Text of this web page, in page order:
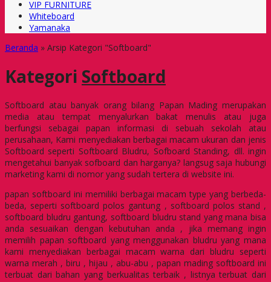
VIP FURNITURE
Whiteboard
Yamanaka
Beranda » Arsip Kategori "Softboard"
Kategori Softboard
Softboard atau banyak orang bilang Papan Mading merupakan
media atau tempat menyalurkan bakat menulis atau juga
berfungsi sebagai papan informasi di sebuah sekolah atau
perusahaan, Kami menyediakan berbagai macam ukuran dan jenis
Softboard seperti Softboard Bludru, Sofboard Standing, dll. ingin
mengetahui banyak sofboard dan harganya? langsug saja hubungi
marketing kami di nomor yang sudah tertera di website ini.
papan softboard ini memiliki berbagai macam type yang berbeda-
beda, seperti softboard polos gantung , softboard polos stand ,
softboard bludru gantung, softboard bludru stand yang mana bisa
anda sesuaikan dengan kebutuhan anda , jika memang ingin
memilih papan softboard yang menggunakan bludru yang mana
kami menyediakan berbagai macam warna dari bludru seperti
warna merah , biru , hijau , abu-abu , papan mading softboard ini
terbuat dari bahan yang berkualitas terbaik , listnya terbuat dari